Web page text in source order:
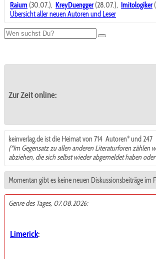
Raium (30.07.), KreyDuengger(28.07.), Imitologiker
Übersicht aller neuen Autoren und Leser
Zur Zeit online:
keinverlag.de ist die Heimat von 714 Autoren* und 247
(*Im Gegensatz zu allen anderen Literaturforen
abziehen, die sich selbst wieder abgemeldet haben
Momentan gibt es keine neuen Diskussionsbeiträge im
Genre des Tages, 07.08.2026:
Limerick: